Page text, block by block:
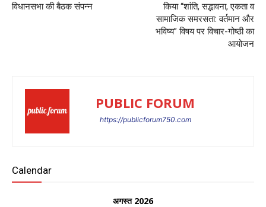
विधानसभा की बैठक संपन्न
किया “शांति, सद्भावना, एकता व
सामाजिक समरसता: वर्तमान और
भविष्य” विषय पर विचार-गोष्ठी का
आयोजन
PUBLIC FORUM
https://publicforum750.com
Calendar
अगस्त 2026